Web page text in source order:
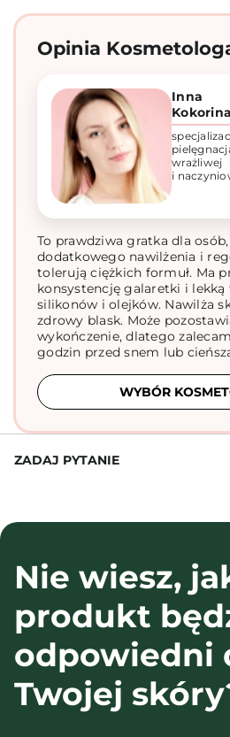
Opinia
Inna
Kokorina
wrażliwej
i
To prawdziwa gratka dla
dodatkowego nawilżenia i
tolerują ciężkich formuł. Ma
konsystencję galaretki i lekką
silikonów i olejków. Nawilża
zdrowy blask. Może
wykończenie, dlatego
godzin przed snem lub
WYBÓR
ZADAJ PYTANIE
Nie wiesz,
produkt
odpowiedni
Twojej